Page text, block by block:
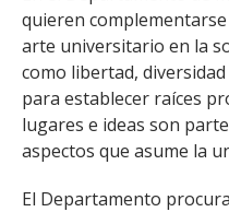
quieren
arte universitario en la
como libertad,
para establecer raíces
lugares e ideas son
aspectos que asume la
El Departamento